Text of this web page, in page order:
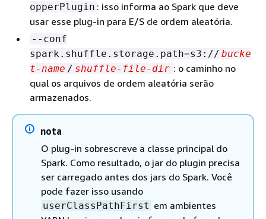
opperPlugin : isso informa ao Spark que deve
usar esse plug-in para E/S de ordem aleatória.
--conf
spark.shuffle.storage.path=s3:// bucke
t-name / shuffle-file-dir : o caminho no
qual os arquivos de ordem aleatória serão
armazenados.
nota
O plug-in sobrescreve a classe principal do
Spark. Como resultado, o jar do plugin precisa
ser carregado antes dos jars do Spark. Você
pode fazer isso usando
userClassPathFirst em ambientes